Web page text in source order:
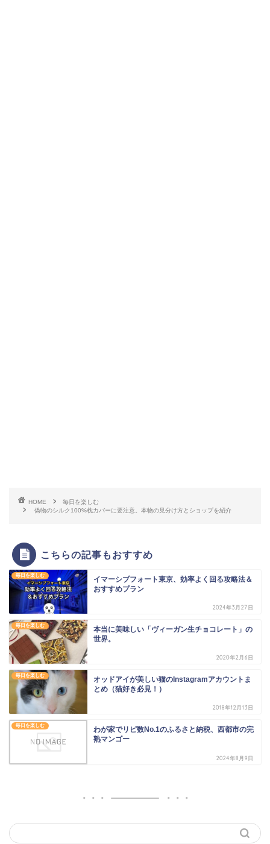
HOME
毎日を楽しむ
偽物のシルク100%枕カバーに要注意。本物の見分け方とショップを紹介
こちらの記事もおすすめ
毎日を楽しむ
イマーシブフォート東京、効率よく回る攻略法＆
おすすめプラン
2024年3月27日
毎日を楽しむ
本当に美味しい「ヴィーガン生チョコレート」の
世界。
2020年2月6日
毎日を楽しむ
オッドアイが美しい猫のInstagramアカウントま
とめ（猫好き必見！）
2018年12月13日
毎日を楽しむ
わが家でリピ数No.1のふるさと納税、西都市の完
熟マンゴー
2024年8月9日